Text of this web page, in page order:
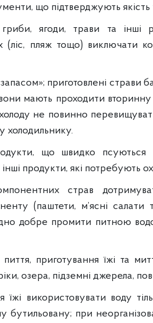
що підтверджують якість
ягоди, трави та
(ліс, пляж тощо) виключати
приготовлені страви
мають проходити
не повинно
холодильнику.
що швидко псуються
продукти, які потребують
страв
(паштети, м’ясні салати
добре промити питною
приготування їжі та
озера, підземні джерела,
їжі використовувати воду
бутильовану; при